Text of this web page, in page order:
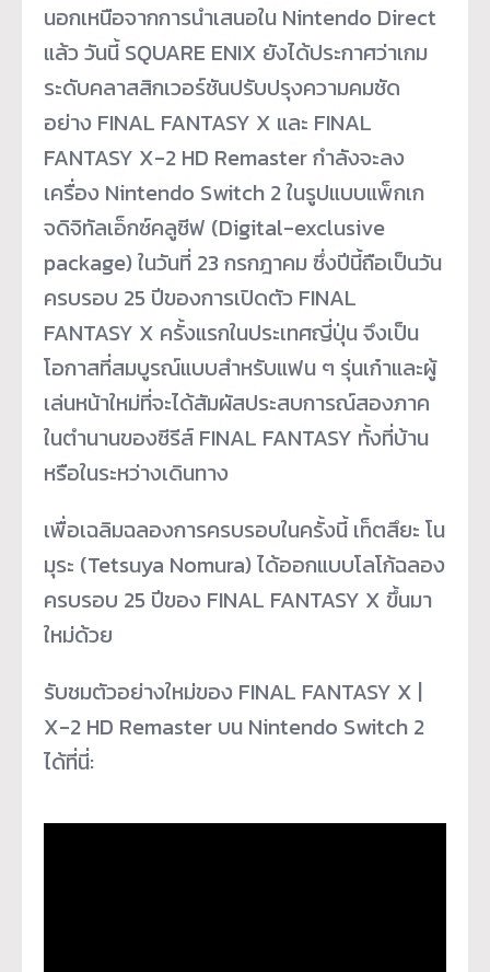
นอกเหนือจากการนำเสนอใน Nintendo Direct
แล้ว วันนี้ SQUARE ENIX ยังได้ประกาศว่าเกม
ระดับคลาสสิกเวอร์ชันปรับปรุงความคมชัด
อย่าง FINAL FANTASY X และ FINAL
FANTASY X-2 HD Remaster กำลังจะลง
เครื่อง Nintendo Switch 2 ในรูปแบบแพ็กเก
จดิจิทัลเอ็กซ์คลูซีฟ (Digital-exclusive
package) ในวันที่ 23 กรกฎาคม ซึ่งปีนี้ถือเป็นวัน
ครบรอบ 25 ปีของการเปิดตัว FINAL
FANTASY X ครั้งแรกในประเทศญี่ปุ่น จึงเป็น
โอกาสที่สมบูรณ์แบบสำหรับแฟน ๆ รุ่นเก๋าและผู้
เล่นหน้าใหม่ที่จะได้สัมผัสประสบการณ์สองภาค
ในตำนานของซีรีส์ FINAL FANTASY ทั้งที่บ้าน
หรือในระหว่างเดินทาง
เพื่อเฉลิมฉลองการครบรอบในครั้งนี้ เท็ตสึยะ โน
มุระ (Tetsuya Nomura) ได้ออกแบบโลโก้ฉลอง
ครบรอบ 25 ปีของ FINAL FANTASY X ขึ้นมา
ใหม่ด้วย
รับชมตัวอย่างใหม่ของ FINAL FANTASY X |
X-2 HD Remaster บน Nintendo Switch 2
ได้ที่นี่: